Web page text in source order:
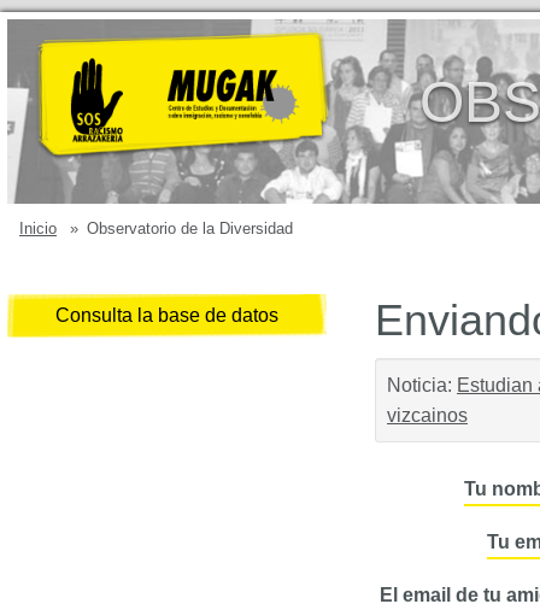
Inicio » Observatorio de la Diversidad
Consulta la base de datos
Noticia: Estudian
vizcainos
Tu
Tu
El email de tu